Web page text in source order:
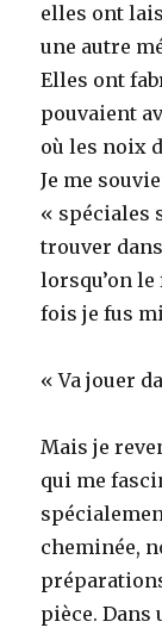
elles ont
une autre
Elles ont
pouvaient
où les noix
Je me
« spéciales
trouver
lorsqu’on le
fois je fus
« Va jouer
Mais je
qui me
cheminée,
pièce. Dans